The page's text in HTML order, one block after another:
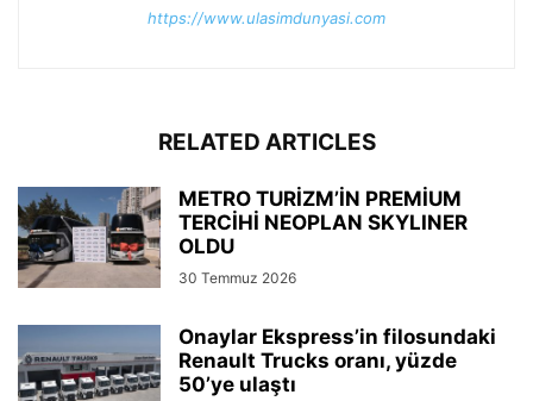
https://www.ulasimdunyasi.com
RELATED ARTICLES
METRO TURİZM’İN PREMİUM
TERCİHİ NEOPLAN SKYLINER
OLDU
30 Temmuz 2026
Onaylar Ekspress’in filosundaki
Renault Trucks oranı, yüzde
50’ye ulaştı